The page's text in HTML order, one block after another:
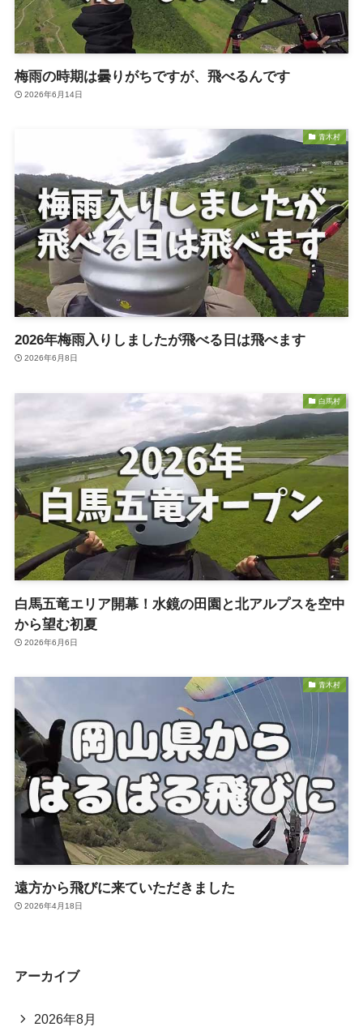
梅雨の時期は曇りがちですが、飛べるんです
2026年6月14日
青木村
2026年梅雨入りしましたが飛べる日は飛べます
2026年6月8日
白馬村
白馬五竜エリア開幕！水鏡の田園と北アルプスを空中
から望む初夏
2026年6月6日
青木村
遠方から飛びに来ていただきました
2026年4月18日
アーカイブ
2026年8月